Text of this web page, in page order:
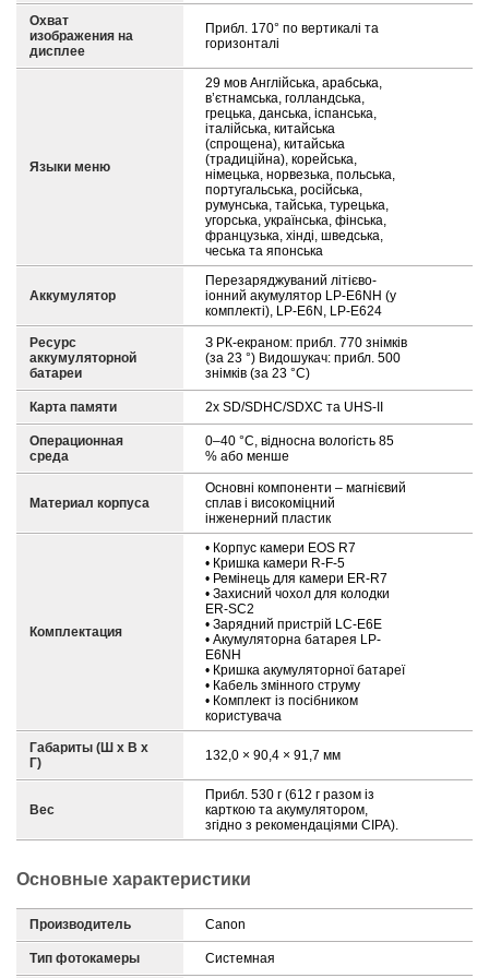
Охват
изображения на
дисплее
Прибл. 170° по вертикалі та
горизонталі
Языки меню
29 мов Англійська, арабська,
в’єтнамська, голландська,
грецька, данська, іспанська,
італійська, китайська
(спрощена), китайська
(традиційна), корейська,
німецька, норвезька, польська,
португальська, російська,
румунська, тайська, турецька,
угорська, українська, фінська,
французька, хінді, шведська,
чеська та японська
Аккумулятор
Перезаряджуваний літієво-
іонний акумулятор LP-E6NH (у
комплекті), LP-E6N, LP-E624
Ресурс
аккумуляторной
батареи
З РК-екраном: прибл. 770 знімків
(за 23 °) Видошукач: прибл. 500
знімків (за 23 °C)
Карта памяти 2x SD/SDHC/SDXC та UHS-II
Операционная
среда
0–40 °C, відносна вологість 85
% або менше
Материал корпуса
Основні компоненти – магнієвий
сплав і високоміцний
інженерний пластик
Комплектация
• Корпус камери EOS R7
• Кришка камери R-F-5
• Ремінець для камери ER-R7
• Захисний чохол для колодки
ER-SC2
• Зарядний пристрій LC-E6E
• Акумуляторна батарея LP-
E6NH
• Кришка акумуляторної батареї
• Кабель змінного струму
• Комплект із посібником
користувача
Габариты (Ш х В х
Г)
132,0 × 90,4 × 91,7 мм
Вес
Прибл. 530 г (612 г разом із
карткою та акумулятором,
згідно з рекомендаціями CIPA).
Основные характеристики
Производитель Canon
Тип фотокамеры Системная